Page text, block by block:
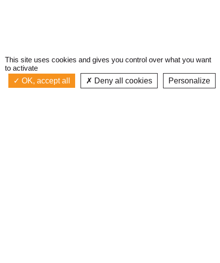
Émission à l'antenne
Actualités La radio
This site uses cookies and gives you control over what you want
to activate
OK, accept all
Deny all cookies
Personalize